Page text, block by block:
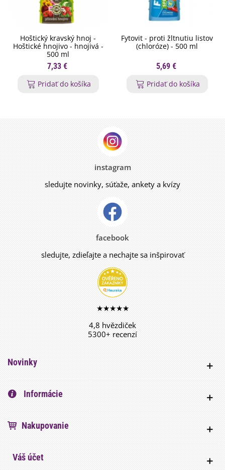
Hoštický kravský hnoj -
Hoštické hnojivo - hnojivá -
500 ml
7,33 €
Pridať do košíka
Fytovit - proti žltnutiu listov
(chloróze) - 500 ml
5,69 €
Pridať do košíka
instagram
sledujte novinky, súťaže, ankety a kvízy
facebook
sledujte, zdieľajte a nechajte sa inšpirovať
★★★★★
4,8 hvězdiček
5300+ recenzí
Novinky
Informácie
Nakupovanie
Váš účet